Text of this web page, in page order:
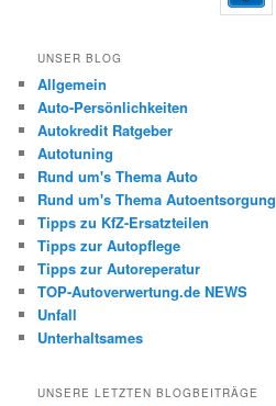
UNSER BLOG
Allgemein
Auto-Persönlichkeiten
Autokredit Ratgeber
Autotuning
Rund um's Thema Auto
Rund um's Thema Autoentsorgung
Tipps zu KfZ-Ersatzteilen
Tipps zur Autopflege
Tipps zur Autoreperatur
TOP-Autoverwertung.de NEWS
Unfall
Unterhaltsames
UNSERE LETZTEN BLOGBEITRÄGE